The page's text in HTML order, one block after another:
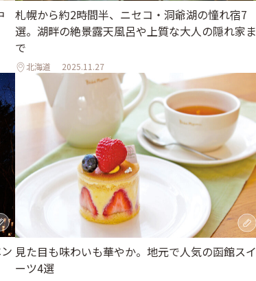
札幌から約2時間半、ニセコ・洞爺湖の憧れ宿7
選。湖畔の絶景露天風呂や上質な大人の隠れ家ま
で
北海道 2025.11.27
見た目も味わいも華やか。地元で人気の函館スイ
ーツ4選